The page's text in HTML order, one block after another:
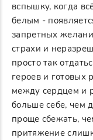
вспышку, когда
белым -
запретных
страхи и
просто так
героев и готовых
между сердцем и
больше себе, чем
проще сбежать,
притяжение